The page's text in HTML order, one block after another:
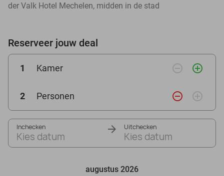
der Valk Hotel Mechelen, midden in de stad
Reserveer jouw deal
1 Kamer remove_circle_outline add_circle_outline
2 Personen remove_circle_outline add_circle_outline
Inchecken
Kies datum
Uitchecken
Kies datum
augustus 2026